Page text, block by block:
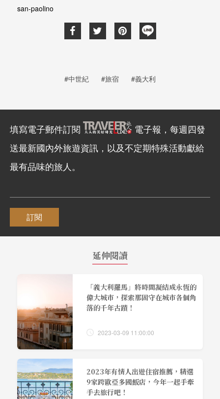
san-paolino
#中世紀 #旅宿 #義大利
填寫電子郵件訂閱
電子報，每週四發
送最新國內外旅遊資訊，以及不定期特殊活動獻給
最有品味的旅人。
訂閱
延伸閱讀
「義大利羅馬」將時間凝結成永恆的
偉大城市，探索那固守在城市各個角
落的千年古蹟！
2023-03-09 11:00:00
2023年有情人出遊住宿推薦，精選
9家跨歐亞多國飯店，今年一起手牽
手去旅行吧！